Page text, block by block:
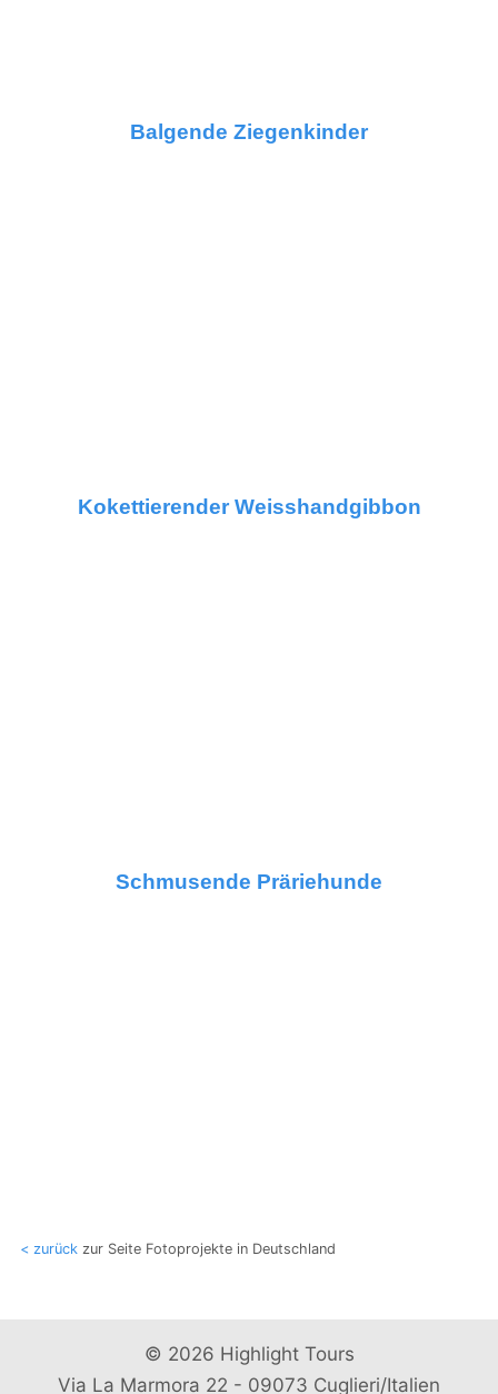
Balgende Ziegenkinder
Kokettierender Weisshandgibbon
Schmusende Präriehunde
< zurückzur Seite Fotoprojekte in Deutschland
© 2026 Highlight Tours
Via La Marmora 22 - 09073 Cuglieri/Italien